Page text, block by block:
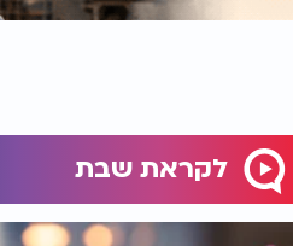
לקראת שבת